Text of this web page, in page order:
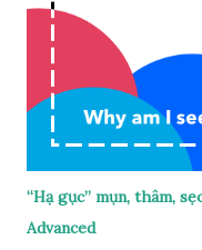
“Hạ gục” mụn, thâm,
Advanced